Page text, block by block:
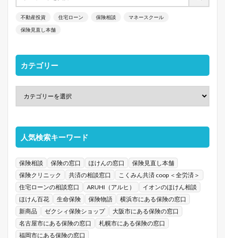
不動産投資 住宅ローン 保険相談 マネースクール
保険見直し本舗
カテゴリー
人気検索キーワード
保険相談 保険の窓口 ほけんの窓口
保険見直し本舗
保険クリニック
共済の相談窓口
こくみん共済 coop ＜全労済＞
住宅ローンの相談窓口
ARUHI（アルヒ）
イオンのほけん相談
ほけん百花
生命保険 保険物語
横浜市にある保険の窓口
新商品
ゼクシィ保険ショップ
大阪市にある保険の窓口
名古屋市にある保険の窓口
札幌市にある保険の窓口
福岡市にある保険の窓口